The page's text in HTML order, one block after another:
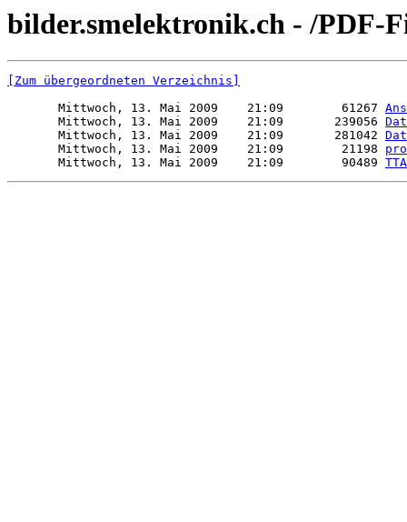
bilder.smelektronik.ch - /PDF-
[Zum übergeordneten Verzeichnis]
       Mittwoch, 13. Mai 2009    21:09        61267
       Mittwoch, 13. Mai 2009    21:09       239056
       Mittwoch, 13. Mai 2009    21:09       281042
       Mittwoch, 13. Mai 2009    21:09        21198
       Mittwoch, 13. Mai 2009    21:09        90489